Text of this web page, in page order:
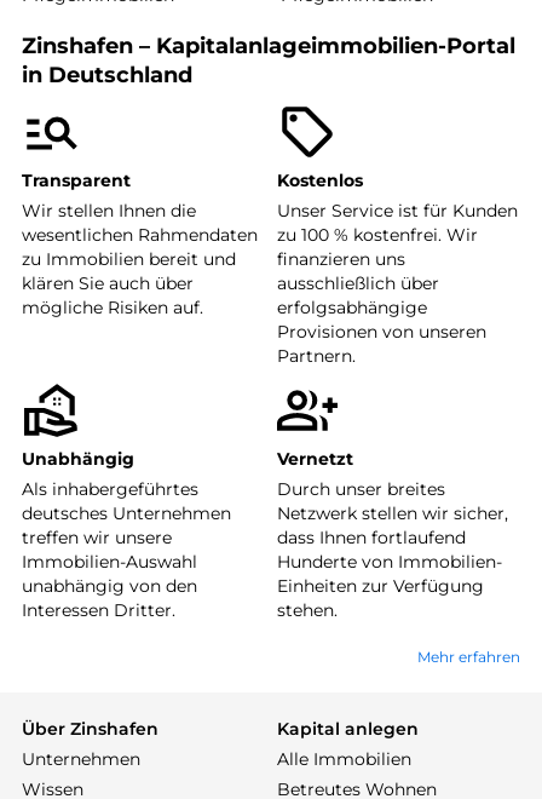
Zinshafen – Kapitalanlageimmobilien-Portal
in Deutschland
Transparent
Wir stellen Ihnen die
wesentlichen Rahmendaten
zu Immobilien bereit und
klären Sie auch über
mögliche Risiken auf.
Kostenlos
Unser Service ist für Kunden
zu 100 % kostenfrei. Wir
finanzieren uns
ausschließlich über
erfolgsabhängige
Provisionen von unseren
Partnern.
Unabhängig
Als inhabergeführtes
deutsches Unternehmen
treffen wir unsere
Immobilien-Auswahl
unabhängig von den
Interessen Dritter.
Vernetzt
Durch unser breites
Netzwerk stellen wir sicher,
dass Ihnen fortlaufend
Hunderte von Immobilien-
Einheiten zur Verfügung
stehen.
Mehr erfahren
Über Zinshafen
Unternehmen
Wissen
Kapital anlegen
Alle Immobilien
Betreutes Wohnen